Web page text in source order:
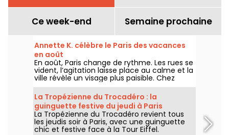
Ce week-end Semaine prochaine
Annette K. célèbre le Paris des vacances
en août
En août, Paris change de rythme. Les rues se
vident, l’agitation laisse place au calme et la
ville révèle un visage plus paisible. Chez
Annette K., on profite de cette parenthèse
unique pour prolonger l’esprit des vacances,
les pieds presque dans l’eau, avant le retour
à la rentrée.
La Tropézienne du Trocadéro : la
guinguette festive du jeudi à Paris
La Tropézienne du Trocadéro revient tous
les jeudis soir à Paris, avec une guinguette
chic et festive face à la Tour Eiffel.